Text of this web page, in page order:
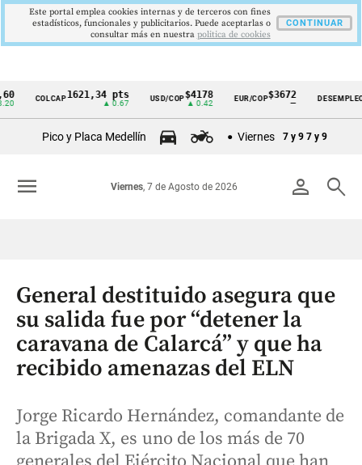
Cintillo
Colombia
COLCAP1621,34 pts
▲ 0.67
USD/COP$4178
▲ 0.42
EUR/COP$3672 DESEMPLEO9,9
▼
Pico y Placa Medellín Viernes 7 y 9 7 y 9
person search
Viernes, 7 de Agosto de 2026
menu
General destituido asegura que
su salida fue por “detener la
caravana de Calarcá” y que ha
recibido amenazas del ELN
Jorge Ricardo Hernández, comandante de
la Brigada X, es uno de los más de 70
Este portal emplea cookies internas y de terceros con fines
estadísticos, funcionales y publicitarios. Puede aceptarlas o
consultar más en nuestra politica de cookies
CONTINUAR